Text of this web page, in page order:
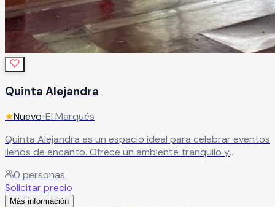
Quinta Alejandra
★Nuevo•El Marqués
Quinta Alejandra es un espacio ideal para celebrar eventos
llenos de encanto. Ofrece un ambiente tranquilo y
queridos y crear momentos memorables con un servicio
de alta calidad.
0 personas
Solicitar precio
Más información